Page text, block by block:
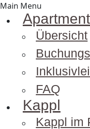
Main Menu
Übersicht
FAQ
Kappl
Kappl im